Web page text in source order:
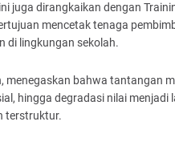
juga dirangkaikan dengan
mencetak tenaga
di lingkungan sekolah.
menegaskan bahwa tantangan
hingga degradasi nilai
terstruktur.